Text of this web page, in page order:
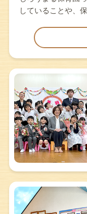
していることや、